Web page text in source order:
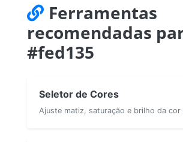
Ferramentas
recomendadas
#fed135
Seletor de Cores
Ajuste matiz, saturação e brilho da cor